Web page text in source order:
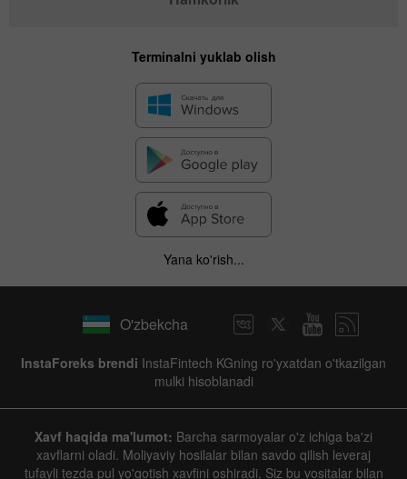
Terminalni yuklab olish
Yana ko'rish...
O'zbekcha
InstaForeks brendi InstaFintech KGning ro'yxatdan o'tkazilgan
mulki hisoblanadi
Xavf haqida ma'lumot: Barcha sarmoyalar o'z ichiga ba'zi
xavflarni oladi. Moliyaviy hosilalar bilan savdo qilish leveraj
tufayli tezda pul yo'qotish xavfini oshiradi. Siz bu vositalar bilan